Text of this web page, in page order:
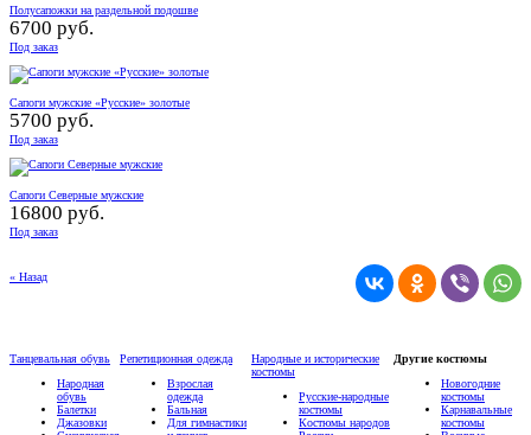
Полусапожки на раздельной подошве
6700 руб.
Под заказ
Сапоги мужские «Русские» золотые
5700 руб.
Под заказ
Сапоги Северные мужские
16800 руб.
Под заказ
« Назад
Танцевальная обувь
Народная
обувь
Балетки
Джазовки
Репетиционная одежда
Взрослая
одежда
Бальная
Для гимнастики
Народные и исторические
костюмы
Русские-народные
костюмы
Костюмы народов
Другие костюмы
Новогодние
костюмы
Карнавальные
костюмы